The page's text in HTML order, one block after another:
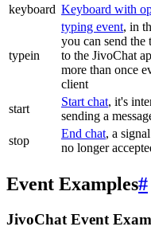
keyboard Keyboard with
typein
typing event, in
you can send the
to the JivoChat
more than once
client
start
Start chat, it's
sending a
stop
End chat, a
no longer
Event Examples#
JivoChat Event